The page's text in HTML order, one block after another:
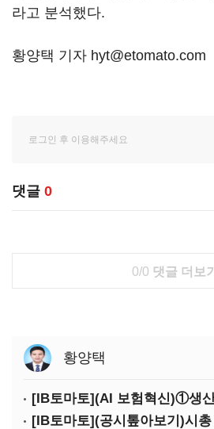
라고 분석했다.
황양택 기자 hyt@etomato.com
댓글 0
0/0 댓글 더보기
황양택